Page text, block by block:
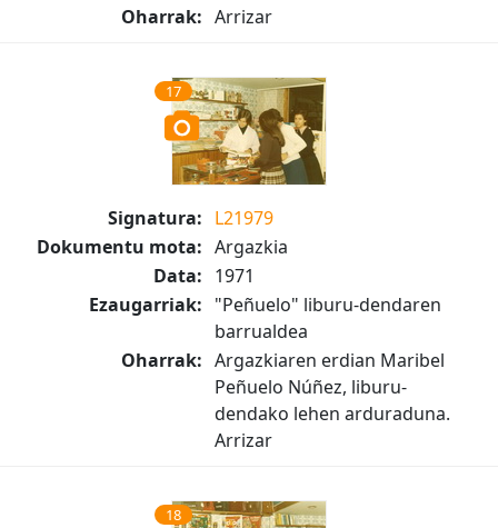
Oharrak: Arrizar
17
Signatura: L21979
Dokumentu mota: Argazkia
Data: 1971
Ezaugarriak: "Peñuelo" liburu-dendaren
barrualdea
Oharrak: Argazkiaren erdian Maribel
Peñuelo Núñez, liburu-
dendako lehen arduraduna.
Arrizar
18